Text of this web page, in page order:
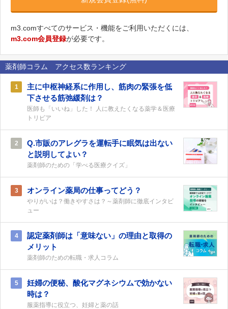
m3.comすべてのサービス・機能をご利用いただくには、
m3.com会員登録が必要です。
薬剤師コラム アクセス数ランキング
1
主に中枢神経系に作用し、筋肉の緊張を低
下させる筋弛緩剤は？
医師も「いいね」した！ 人に教えたくなる薬学＆医療
トリビア
2
Q.市販のアレグラを運転手に眠気は出ない
と説明してよい？
薬剤師のための「学べる医療クイズ」
3 オンライン薬局の仕事ってどう？
やりがいは？働きやすさは？～薬剤師に徹底インタビ
ュー
4
認定薬剤師は「意味ない」の理由と取得の
メリット
薬剤師のための転職・求人コラム
5
妊婦の便秘、酸化マグネシウムで効かない
時は？
服薬指導に役立つ、妊婦と薬の話